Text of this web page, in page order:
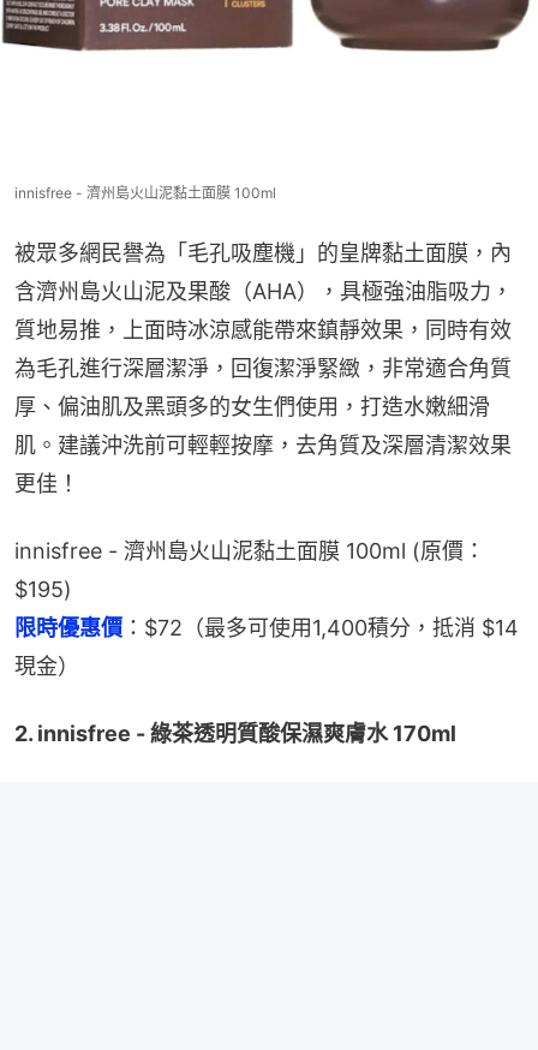
innisfree - 濟州島火山泥黏土面膜 100ml
被眾多網民譽為「毛孔吸塵機」的皇牌黏土面膜，內
含濟州島火山泥及果酸（AHA），具極強油脂吸力，
質地易推，上面時冰涼感能帶來鎮靜效果，同時有效
為毛孔進行深層潔淨，回復潔淨緊緻，非常適合角質
厚、偏油肌及黑頭多的女生們使用，打造水嫩細滑
肌。建議沖洗前可輕輕按摩，去角質及深層清潔效果
更佳！
innisfree - 濟州島火山泥黏土面膜 100ml (原價：
$195)
限時優惠價 ：$72（最多可使用1,400積分，抵消 $14
現金）
2. innisfree - 綠茶透明質酸保濕爽膚水 170ml